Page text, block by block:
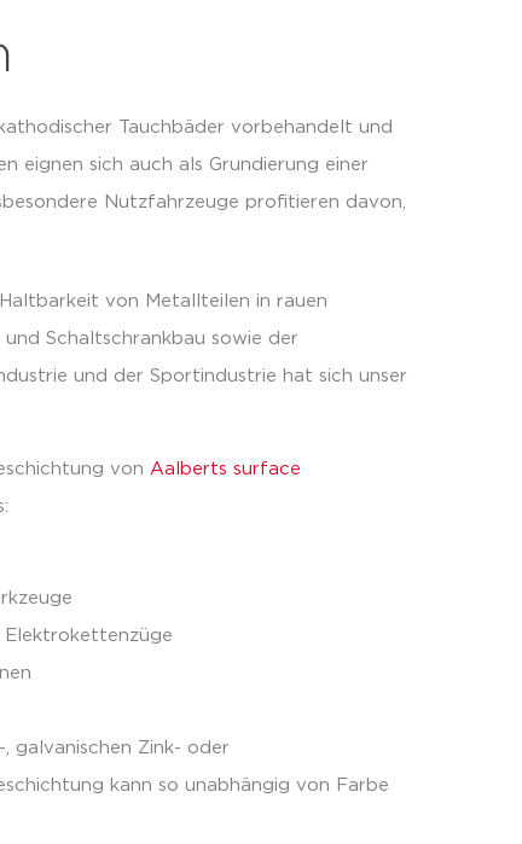
Tauchbäder vorbehandelt und
eignen sich auch als Grundierung einer
Nutzfahrzeuge profitieren davon,
von Metallteilen in rauen
Schaltschrankbau sowie der
und der Sportindustrie hat sich unser
von Aalberts surface
Elektrokettenzüge
galvanischen Zink- oder
kann so unabhängig von Farbe